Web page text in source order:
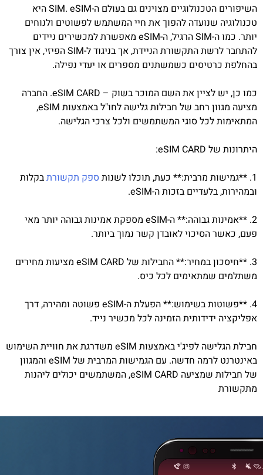
השיפורים הטכנולוגיים מצוינים גם בעולם ה-SIM. eSIM היא
טכנולוגיה שנועדה להפוך את חיי המשתמש לפשוטים ולנוחים
יותר. כמו ה-SIM הרגיל, ה-eSIM מאפשרת למכשירים ניידים
להתחבר לרשת התקשורת הניידת, אך בניגוד ל-SIM הפיזי, אין צורך
בהחלפת כרטיסים כשמשתנים מספרים או יעדי נפילה.
כמו כן, יש לציין את השם המוכר בשוק – eSIM CARD. החברה
מציעה מגוון רחב של חבילות גלישה לחו"ל באמצעות eSIM,
המתאימות לכל סוגי המשתמשים ולכל צרכי הגלישה.
היתרונות של eSIM CARD:
1. **גמישות מרבית:** כעת, תוכלו לשנות
ספק תקשורתבקלות
ובמהירות, בלעדיים בזכות ה-eSIM.
2. **אמינות גבוהה:** ה-eSIM מספקת אמינות גבוהה יותר מאי
פעם, כאשר הסיכוי לאובדן קשר נמוך ביותר.
3. **חיסכון במחיר:** החבילות של eSIM CARD מציעות מחירים
משתלמים שמתאימים לכל כיס.
4. **פשוטות בשימוש:** הפעלת ה-eSIM פשוטה ומהירה, דרך
אפליקציה ידידותית הזמינה לכל מכשיר נייד.
חבילת הגלישה לפיג'י באמצעות eSIM משדרגת את חוויית השימוש
באינטרנט לרמה חדשה. עם הגמישות המרבית של eSIM והמגוון
של חבילות שמציעה eSIM CARD, המשתמשים יכולים ליהנות
מתקשורת